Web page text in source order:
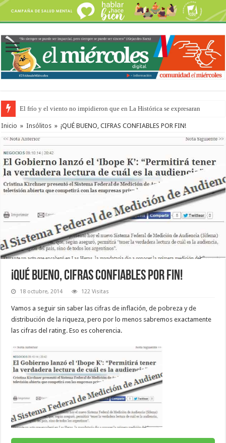
El frío y el viento no impidieron que en La Histórica se expresaran
OSER: Frigerio aseguró que mejoraron el servicio, redujeron el déficit en
Inicio » Insólitos » ¡QUÉ BUENO, CIFRAS CONFIABLES POR FIN!
¡QUÉ BUENO, CIFRAS CONFIABLES POR FIN!
18 octubre, 2014 122 Visitas
Vamos a seguir sin saber las cifras de inflación, de pobreza y de
distribución de la riqueza, pero por lo menos sabremos exactamente
las cifras del rating. Eso es coherencia.